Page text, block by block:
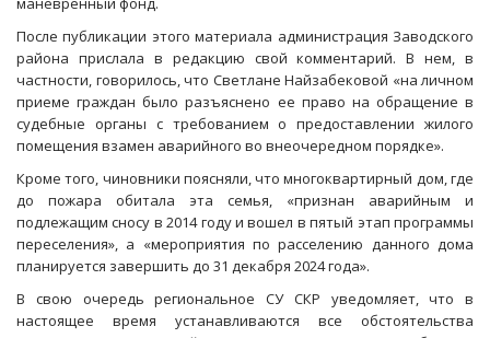
После публикации этого материала администрация Заводского
района прислала в редакцию свой комментарий. В нем, в
частности, говорилось, что Светлане Найзабековой «на личном
приеме граждан было разъяснено ее право на обращение в
судебные органы с требованием о предоставлении жилого
помещения взамен аварийного во внеочередном порядке».
Кроме того, чиновники поясняли, что многоквартирный дом, где
до пожара обитала эта семья, «признан аварийным и
подлежащим сносу в 2014 году и вошел в пятый этап программы
переселения», а «мероприятия по расселению данного дома
планируется завершить до 31 декабря 2024 года».
В свою очередь региональное СУ СКР уведомляет, что в
настоящее время устанавливаются все обстоятельства